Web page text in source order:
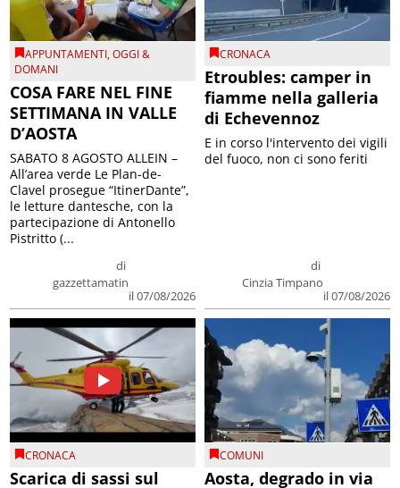
APPUNTAMENTI,OGGI &
DOMANI
COSA FARE NEL FINE
SETTIMANA IN VALLE
D’AOSTA
di
gazzettamatin
il 07/08/2026
SABATO 8 AGOSTO ALLEIN –
All’area verde Le Plan-de-
Clavel prosegue “ItinerDante”,
le letture dantesche, con la
partecipazione di Antonello
Pistritto (...
CRONACA
Etroubles: camper in
fiamme nella galleria
di Echevennoz
di
Cinzia Timpano
il 07/08/2026
E in corso l'intervento dei vigili
del fuoco, non ci sono feriti
CRONACA
Scarica di sassi sul
COMUNI
Aosta, degrado in via